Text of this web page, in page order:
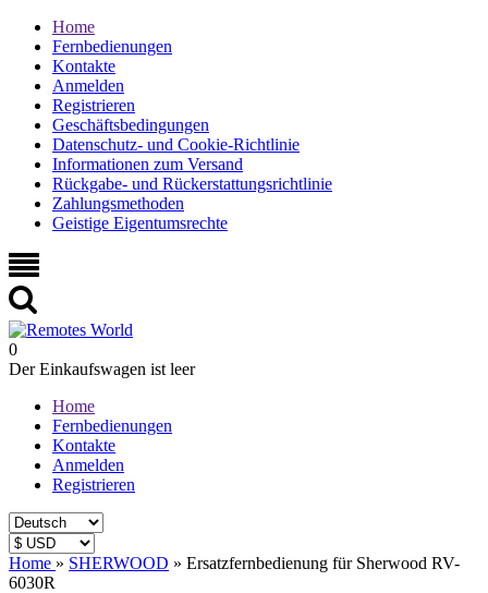
Home
Fernbedienungen
Kontakte
Anmelden
Registrieren
Geschäftsbedingungen
Datenschutz- und Cookie-Richtlinie
Informationen zum Versand
Rückgabe- und Rückerstattungsrichtlinie
Zahlungsmethoden
Geistige Eigentumsrechte
0
Der Einkaufswagen ist leer
Home
Fernbedienungen
Kontakte
Anmelden
Registrieren
Home » SHERWOOD » Ersatzfernbedienung für Sherwood RV-
6030R